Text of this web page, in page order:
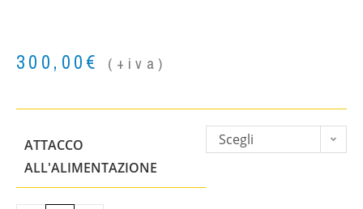
300,00€ (+iva)
ATTACCO
ALL'ALIMENTAZIONE
Scegli